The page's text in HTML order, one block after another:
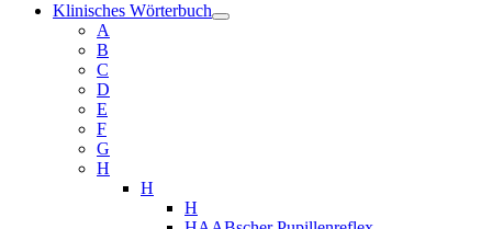
Klinisches Wörterbuch
A
B
C
D
E
F
G
H
H
H